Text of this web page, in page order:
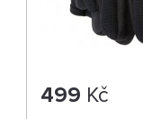
499 Kč